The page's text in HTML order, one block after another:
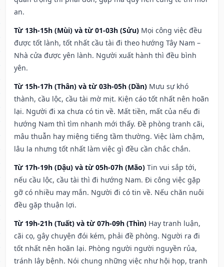
an.
Từ 13h-15h (Mùi) và từ 01-03h (Sửu) Mọi công việc đều
được tốt lành, tốt nhất cầu tài đi theo hướng Tây Nam –
Nhà cửa được yên lành. Người xuất hành thì đều bình
yên.
Từ 15h-17h (Thân) và từ 03h-05h (Dần) Mưu sự khó
thành, cầu lộc, cầu tài mờ mịt. Kiện cáo tốt nhất nên hoãn
lại. Người đi xa chưa có tin về. Mất tiền, mất của nếu đi
hướng Nam thì tìm nhanh mới thấy. Đề phòng tranh cãi,
mâu thuẫn hay miệng tiếng tầm thường. Việc làm chậm,
lâu la nhưng tốt nhất làm việc gì đều cần chắc chắn.
Từ 17h-19h (Dậu) và từ 05h-07h (Mão) Tin vui sắp tới,
nếu cầu lộc, cầu tài thì đi hướng Nam. Đi công việc gặp
gỡ có nhiều may mắn. Người đi có tin về. Nếu chăn nuôi
đều gặp thuận lợi.
Từ 19h-21h (Tuất) và từ 07h-09h (Thìn) Hay tranh luận,
cãi cọ, gây chuyện đói kém, phải đề phòng. Người ra đi
tốt nhất nên hoãn lại. Phòng người người nguyền rủa,
tránh lây bệnh. Nói chung những việc như hội họp, tranh